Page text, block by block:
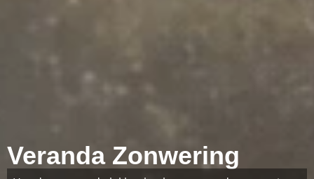
Veranda Zonwering